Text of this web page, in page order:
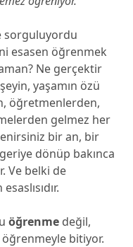
sorguluyordu
esasen öğrenmek
Ne gerçektir
yaşamın özü
öğretmenlerden,
gelmez her
bir an, bir
dönüp bakınca
Ve belki de
öğrenmedeğil,
bitiyor.